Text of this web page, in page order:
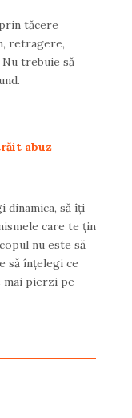
tăcere
retragere,
trebuie să
abuz
dinamica, să îți
care te țin
nu este să
să înțelegi ce
mai pierzi pe